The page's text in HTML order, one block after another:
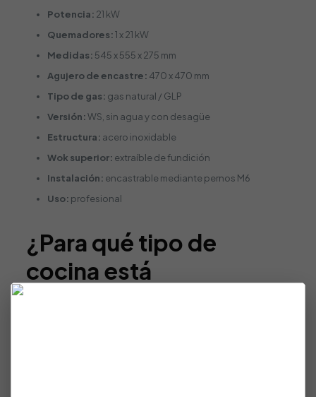
Potencia: 21 kW
Quemadores:1 x 21 kW
Medidas: 545 x 555 x 275 mm
Agujero de encastre: 470 x 470 mm
Tipo de gas: gas natural / GLP
Versión:WS, sin agua y con desagüe
Estructura: acero inoxidable
Wok superior: extraíble de fundición
Instalación: encastrable mediante pernos M6
Uso: profesional
¿Para qué tipo de
cocina está